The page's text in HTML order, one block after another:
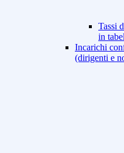
Tassi
in
Incarichi
(dirigenti e